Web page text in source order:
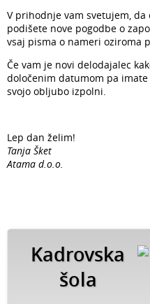
V prihodnje vam svetujem,
podišete nove pogodbe o
vsaj pisma o nameri oziroma
Če vam je novi delodajalec
določenim datumom pa
svojo obljubo izpolni.
Lep dan želim!
Tanja Šket
Atama d.o.o.
Kadrovska
šola